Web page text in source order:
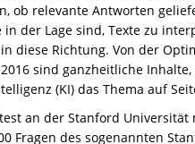
ob relevante Antworten
der Lage sind, Texte zu
diese Richtung. Von der
sind ganzheitliche
(KI) das Thema auf
an der Stanford
Fragen des sogenannten